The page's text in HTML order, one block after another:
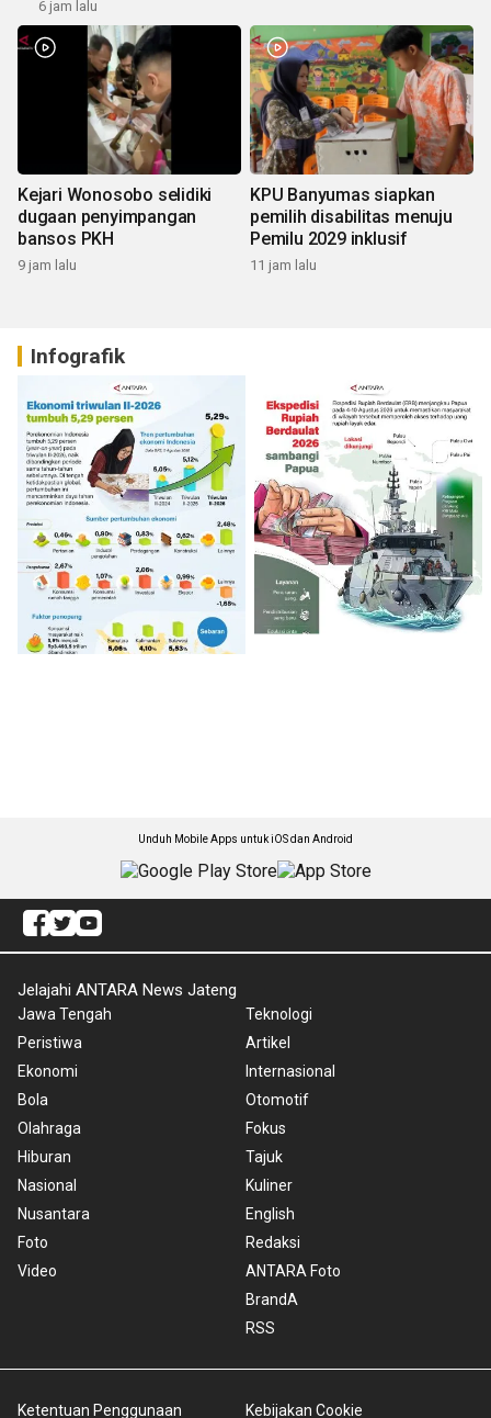
6 jam lalu
Kejari Wonosobo selidiki
dugaan penyimpangan
bansos PKH
9 jam lalu
KPU Banyumas siapkan
pemilih disabilitas menuju
Pemilu 2029 inklusif
11 jam lalu
Infografik
Unduh Mobile Apps untuk iOS dan Android
Jelajahi ANTARA News Jateng
Jawa Tengah
Peristiwa
Ekonomi
Bola
Olahraga
Hiburan
Nasional
Nusantara
Foto
Video
Teknologi
Artikel
Internasional
Otomotif
Fokus
Tajuk
Kuliner
English
Redaksi
ANTARA Foto
BrandA
RSS
Ketentuan Penggunaan Kebijakan Cookie